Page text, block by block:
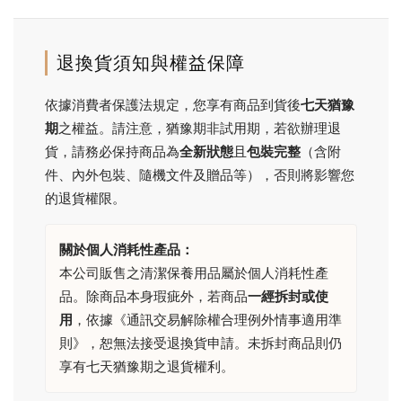
退換貨須知與權益保障
依據消費者保護法規定，您享有商品到貨後七天猶豫
期之權益。請注意，猶豫期非試用期，若欲辦理退
貨，請務必保持商品為全新狀態且包裝完整 （含附
件、內外包裝、隨機文件及贈品等），否則將影響您
的退貨權限。
關於個人消耗性產品：
本公司販售之清潔保養用品屬於個人消耗性產
品。除商品本身瑕疵外，若商品一經拆封或使
用 ，依據《通訊交易解除權合理例外情事適用準
則》，恕無法接受退換貨申請。未拆封商品則仍
享有七天猶豫期之退貨權利。